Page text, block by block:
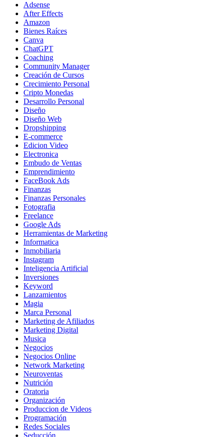
Adsense
After Effects
Amazon
Bienes Raíces
Canva
ChatGPT
Coaching
Community Manager
Creación de Cursos
Crecimiento Personal
Cripto Monedas
Desarrollo Personal
Diseño
Diseño Web
Dropshipping
E-commerce
Edicion Video
Electronica
Embudo de Ventas
Emprendimiento
FaceBook Ads
Finanzas
Finanzas Personales
Fotografia
Freelance
Google Ads
Herramientas de Marketing
Informatica
Inmobiliaria
Instagram
Inteligencia Artificial
Inversiones
Keyword
Lanzamientos
Magia
Marca Personal
Marketing de Afiliados
Marketing Digital
Musica
Negocios
Negocios Online
Network Marketing
Neuroventas
Nutrición
Oratoria
Organización
Produccion de Videos
Programación
Redes Sociales